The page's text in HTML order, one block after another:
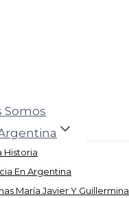
Somos
Historia
En Argentina
María Javier Y Guillermina